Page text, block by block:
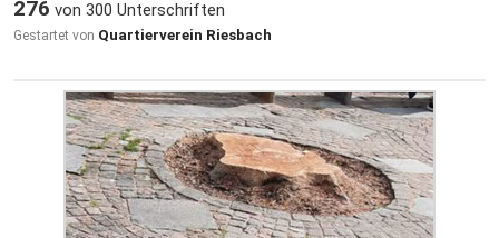
auf Gemeinderätinnen und Gemeinderäte
zugehen, um politische Unterstützung für den
gemeinsam voranzutreiben. Im dritten Schritt
wollen wir konstruktive Vorschläge für eine neue
Konzession einbringen. Denkbar wären
ökologische Ausgleichsmassnahmen wie eine
Enteninsel oder andere Projekte im Zürichsee.
276 von 300 Unterschriften
Gestartet von Quartierverein Riesbach